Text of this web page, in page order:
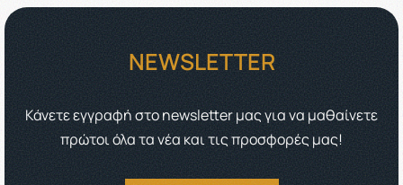
NEWSLETTER
Κάνετε εγγραφή στο newsletter μας για να μαθαίνετε
πρώτοι όλα τα νέα και τις προσφορές μας!